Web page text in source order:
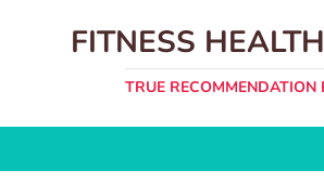
FITNESS
TRUE RECOMMENDATION